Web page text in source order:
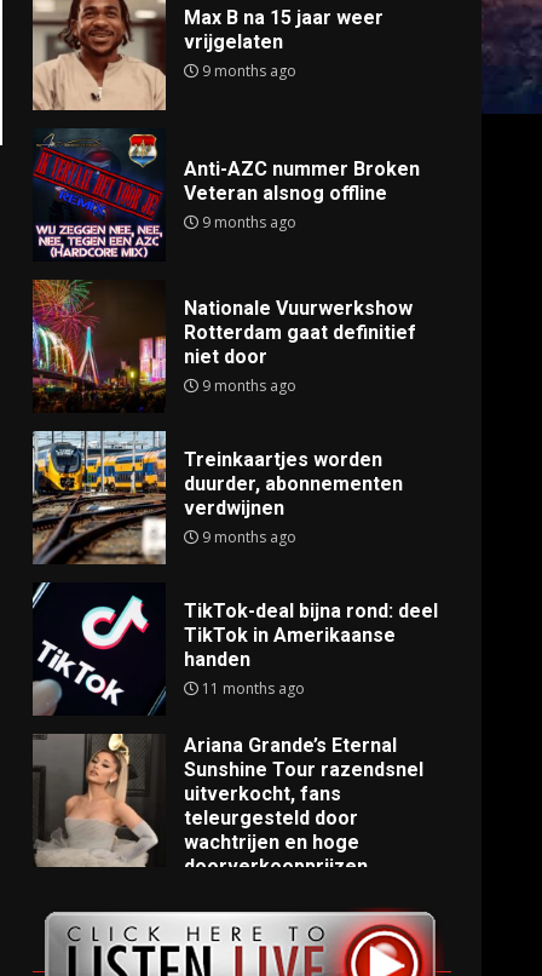
Max B na 15 jaar weer
vrijgelaten
9 months ago
Anti-AZC nummer Broken
Veteran alsnog offline
9 months ago
Nationale Vuurwerkshow
Rotterdam gaat definitief
niet door
9 months ago
Treinkaartjes worden
duurder, abonnementen
verdwijnen
9 months ago
TikTok-deal bijna rond: deel
TikTok in Amerikaanse
handen
11 months ago
Ariana Grande’s Eternal
Sunshine Tour razendsnel
uitverkocht, fans
teleurgesteld door
wachtrijen en hoge
doorverkoopprijzen